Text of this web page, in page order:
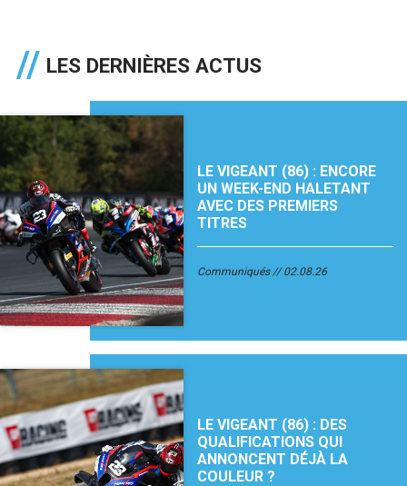
LES DERNIÈRES ACTUS
LE VIGEANT (86) : ENCORE
UN WEEK-END HALETANT
AVEC DES PREMIERS
TITRES
Communiqués 02.08.26
LE VIGEANT (86) : DES
QUALIFICATIONS QUI
ANNONCENT DÉJÀ LA
COULEUR ?